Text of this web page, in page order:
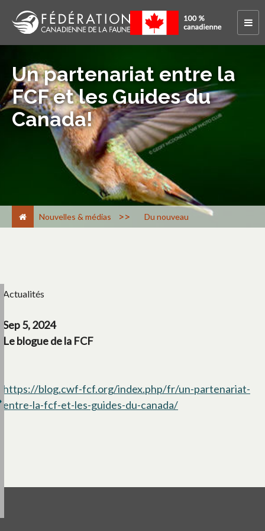
Un partenariat entre la
FCF et les Guides du
Canada!
Nouvelles & médias > Du nouveau
Actualités
Sep 5, 2024
Le blogue de la FCF
https://blog.cwf-fcf.org/index.php/fr/un-partenariat-
entre-la-fcf-et-les-guides-du-canada/